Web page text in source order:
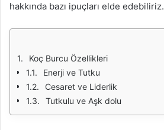
hakkında bazı ipuçları elde edebiliriz.
Koç Burcu Özellikleri
Enerji ve Tutku
Cesaret ve Liderlik
Tutkulu ve Aşk dolu